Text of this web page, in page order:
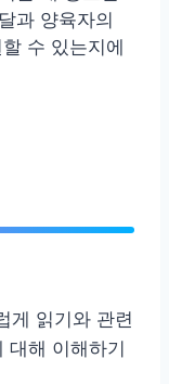
과 양육자의
수 있는지에
게 읽기와 관련
대해 이해하기